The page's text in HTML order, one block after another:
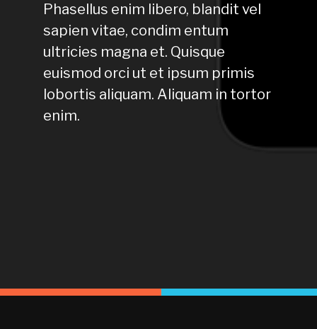
Phasellus enim libero, blandit vel
sapien vitae, condim entum
ultricies magna et. Quisque
euismod orci ut et ipsum primis
lobortis aliquam. Aliquam in tortor
enim.